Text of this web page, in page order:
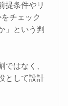
提条件やリ
チェック
」という判
はなく、
として設計